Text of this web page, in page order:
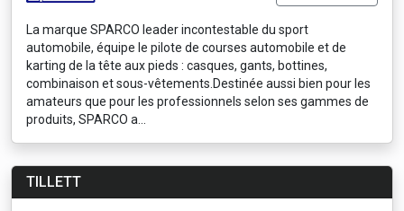
La marque SPARCO leader incontestable du sport
automobile, équipe le pilote de courses automobile et de
karting de la tête aux pieds : casques, gants, bottines,
combinaison et sous-vêtements.Destinée aussi bien pour les
amateurs que pour les professionnels selon ses gammes de
produits, SPARCO a...
TILLETT